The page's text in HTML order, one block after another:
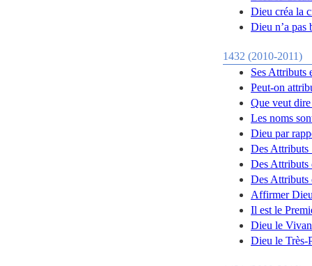
Dieu créa la
Dieu n’a pas
1432 (2010-2011)
Ses Attributs
Peut-on
Que veut
Les noms
Dieu par
Des Attributs
Des Attributs
Des Attributs
Affirmer
Il est le
Dieu le
Dieu le Très-